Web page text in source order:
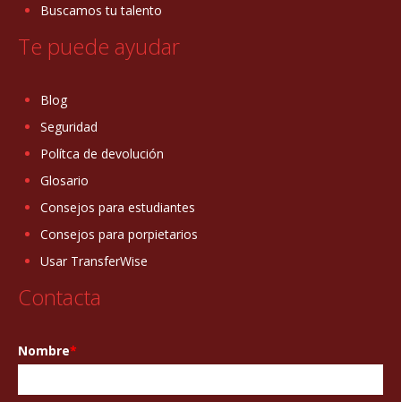
Buscamos tu talento
Te puede ayudar
Blog
Seguridad
Polítca de devolución
Glosario
Consejos para estudiantes
Consejos para porpietarios
Usar TransferWise
Contacta
Nombre*